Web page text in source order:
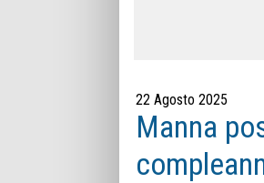
22 Agosto 2025
Manna